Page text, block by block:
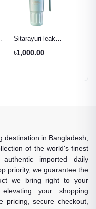
Sitarayuri leak
Pestal green -
৳1,000.00
in Bangladesh,
of the world's finest
imported daily
priority, we guarantee the
we bring right to your
your shopping
pricing, secure checkout,